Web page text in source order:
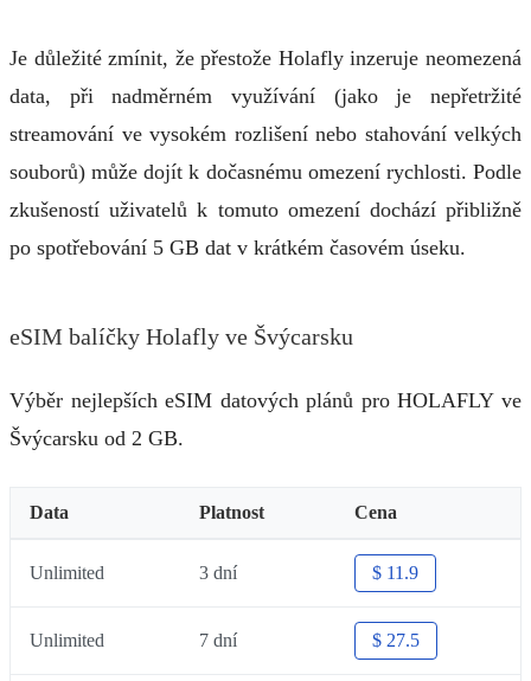
Je důležité zmínit, že přestože Holafly inzeruje neomezená
data, při nadměrném využívání (jako je nepřetržité
streamování ve vysokém rozlišení nebo stahování velkých
souborů) může dojít k dočasnému omezení rychlosti. Podle
zkušeností uživatelů k tomuto omezení dochází přibližně
po spotřebování 5 GB dat v krátkém časovém úseku.
eSIM balíčky Holafly ve Švýcarsku
Výběr nejlepších eSIM datových plánů pro HOLAFLY ve
Švýcarsku od 2 GB.
Data Platnost Cena
Unlimited 3 dní $ 11.9
Unlimited 7 dní $ 27.5